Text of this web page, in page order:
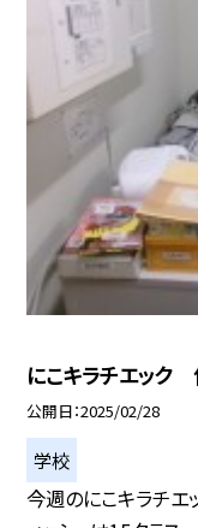
にこキラチエッ
公開日 2025/02/28
学校
今週のにこキラチエ